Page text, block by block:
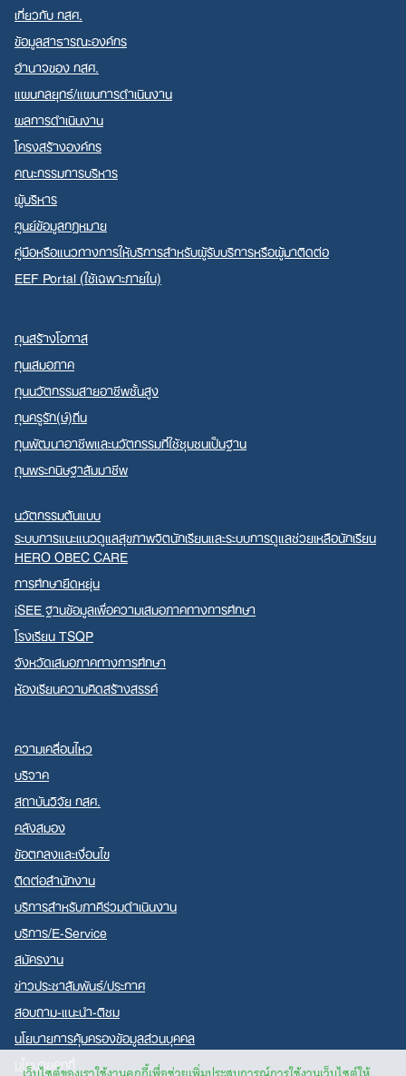
เกี่ยวกับ กสศ.
ข้อมูลสาธารณะองค์กร
อำนาจของ กสศ.
แผนกลยุทธ์/แผนการดำเนินงาน
ผลการดำเนินงาน
โครงสร้างองค์กร
คณะกรรมการบริหาร
ผู้บริหาร
ศูนย์ข้อมูลกฎหมาย
คู่มือหรือแนวทางการให้บริการสำหรับผู้รับบริการหรือผู้มาติดต่อ
EEF Portal (ใช้เฉพาะภายใน)
ทุนสร้างโอกาส
ทุนเสมอภาค
ทุนนวัตกรรมสายอาชีพชั้นสูง
ทุนครูรัก(ษ์)ถิ่น
ทุนพัฒนาอาชีพและนวัตกรรมที่ใช้ชุมชนเป็นฐาน
ทุนพระกนิษฐาสัมมาชีพ
นวัตกรรมต้นแบบ
ระบบการแนะแนวดูแลสุขภาพจิตนักเรียนและระบบการดูแลช่วยเหลือนักเรียน
HERO OBEC CARE
การศึกษายืดหยุ่น
iSEE ฐานข้อมูลเพื่อความเสมอภาคทางการศึกษา
โรงเรียน TSQP
จังหวัดเสมอภาคทางการศึกษา
ห้องเรียนความคิดสร้างสรรค์
ความเคลื่อนไหว
บริจาค
สถาบันวิจัย กสศ.
คลังสมอง
ข้อตกลงและเงื่อนไข
ติดต่อสำนักงาน
บริการสำหรับภาคีร่วมดำเนินงาน
บริการ/E-Service
สมัครงาน
ข่าวประชาสัมพันธ์/ประกาศ
สอบถาม-แนะนำ-ติชม
นโยบายการคุ้มครองข้อมูลส่วนบุคคล
นโยบายคุกกี้